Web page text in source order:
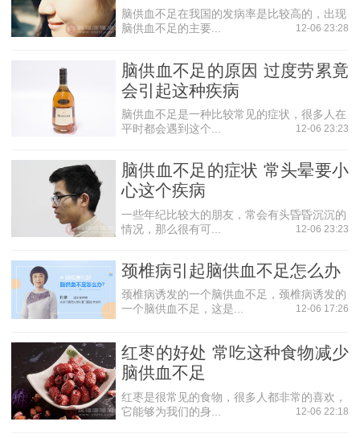
脑供血不足在我国的发病率是比较高的，出现
脑供血不足的主要...
12-06 23:28
脑供血不足的原因 过度劳累竟
会引起这种疾病
脑供血不足是一种比较常见的症状，很多人在
平时都会遇到这个...
12-06 23:23
脑供血不足的症状 常头晕要小
心这个疾病
一些年纪比较大的朋友，常会有头昏昏沉沉的
情况，那么很有可...
12-06 23:23
颈椎病引起脑供血不足怎么办
颈椎病诱发的一个脑供血不足，颈椎病诱发的
一个脑供血不足，这是...
12-06 17:26
红枣的好处 常吃这种食物减少
脑供血不足
红枣是很常见的食物，很多人都非常的喜欢，
它能够为我们的身...
12-06 22:18